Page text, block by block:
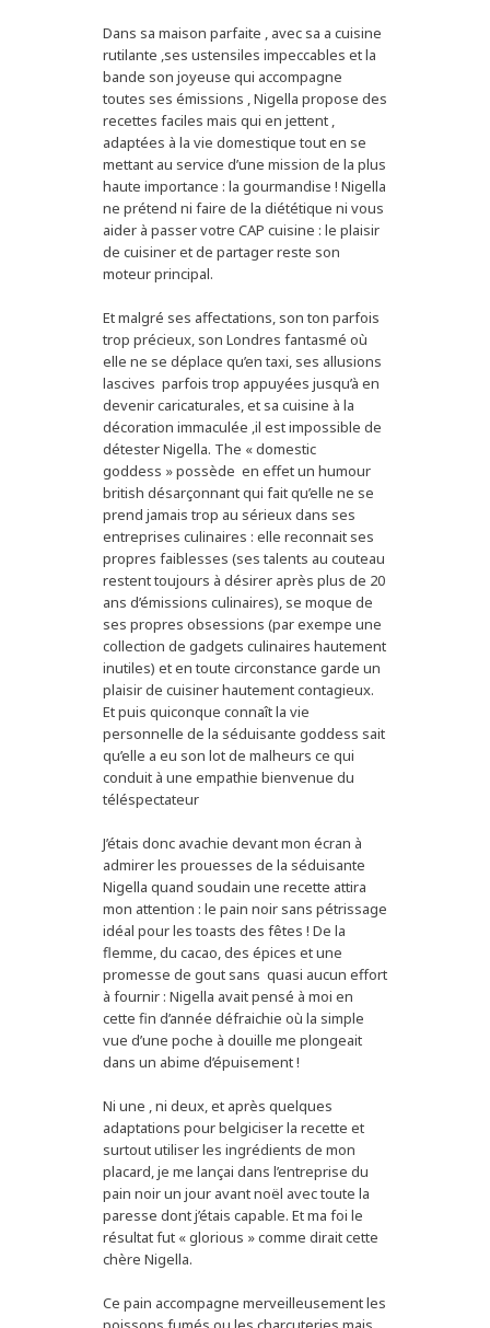
Dans sa maison parfaite , avec sa a cuisine
rutilante ,ses ustensiles impeccables et la
bande son joyeuse qui accompagne
toutes ses émissions , Nigella propose des
recettes faciles mais qui en jettent ,
adaptées à la vie domestique tout en se
mettant au service d’une mission de la plus
haute importance : la gourmandise ! Nigella
ne prétend ni faire de la diététique ni vous
aider à passer votre CAP cuisine : le plaisir
de cuisiner et de partager reste son
moteur principal.
Et malgré ses affectations, son ton parfois
trop précieux, son Londres fantasmé où
elle ne se déplace qu’en taxi, ses allusions
lascives parfois trop appuyées jusqu’à en
devenir caricaturales, et sa cuisine à la
décoration immaculée ,il est impossible de
détester Nigella. The « domestic
goddess » possède en effet un humour
british désarçonnant qui fait qu’elle ne se
prend jamais trop au sérieux dans ses
entreprises culinaires : elle reconnait ses
propres faiblesses (ses talents au couteau
restent toujours à désirer après plus de 20
ans d’émissions culinaires), se moque de
ses propres obsessions (par exempe une
collection de gadgets culinaires hautement
inutiles) et en toute circonstance garde un
plaisir de cuisiner hautement contagieux.
Et puis quiconque connaît la vie
personnelle de la séduisante goddess sait
qu’elle a eu son lot de malheurs ce qui
conduit à une empathie bienvenue du
téléspectateur
J’étais donc avachie devant mon écran à
admirer les prouesses de la séduisante
Nigella quand soudain une recette attira
mon attention : le pain noir sans pétrissage
idéal pour les toasts des fêtes ! De la
flemme, du cacao, des épices et une
promesse de gout sans quasi aucun effort
à fournir : Nigella avait pensé à moi en
cette fin d’année défraichie où la simple
vue d’une poche à douille me plongeait
dans un abime d’épuisement !
Ni une , ni deux, et après quelques
adaptations pour belgiciser la recette et
surtout utiliser les ingrédients de mon
placard, je me lançai dans l’entreprise du
pain noir un jour avant noël avec toute la
paresse dont j’étais capable. Et ma foi le
résultat fut « glorious » comme dirait cette
chère Nigella.
Ce pain accompagne merveilleusement les